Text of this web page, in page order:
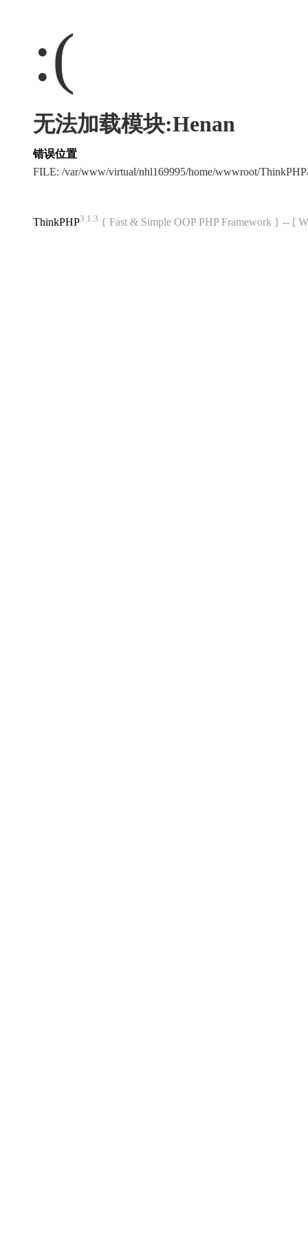
:(
无法加载模块:Henan
错误位置
FILE: /var/www/virtual/nhl169995/home/wwwroot/
ThinkPHP3.1.3 { Fast & Simple OOP PHP Framework } -- [